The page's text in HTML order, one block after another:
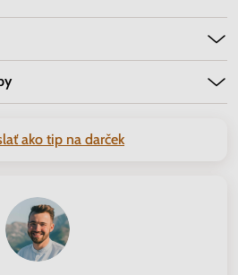
ako tip na darček